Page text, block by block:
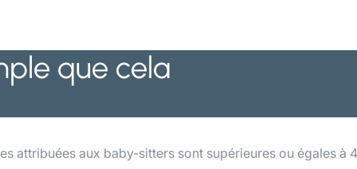
que cela
attribuées aux baby-sitters sont supérieures ou égales à